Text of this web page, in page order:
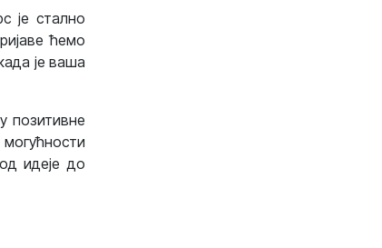
је стално
ћемо
је ваша
позитивне
идеје до